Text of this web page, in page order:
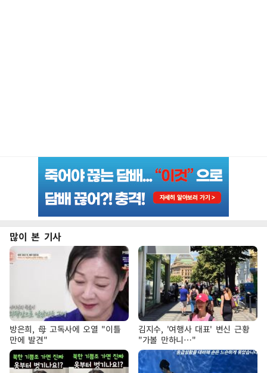
많이 본 기사
방은희, 母 고독사에 오열 "이틀
만에 발견"
김지수, '여행사 대표' 변신 근황
"가볼 만하니…"